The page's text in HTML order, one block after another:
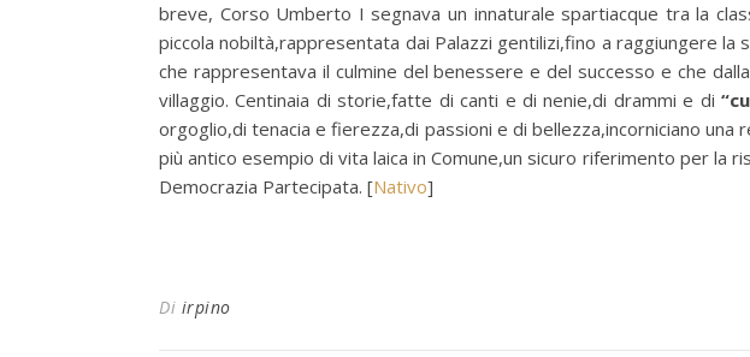
breve, Corso Umberto I segnava un innaturale spartiacque tra la
piccola nobiltà,rappresentata dai Palazzi gentilizi,fino a raggiungere la
che rappresentava il culmine del benessere e del successo e che
villaggio. Centinaia di storie,fatte di canti e di nenie,di drammi e di
orgoglio,di tenacia e fierezza,di passioni e di bellezza,incorniciano
più antico esempio di vita laica in Comune,un sicuro riferimento per la
Democrazia Partecipata. [Nativo]
Di irpino